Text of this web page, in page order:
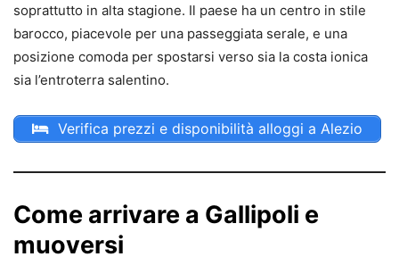
soprattutto in alta stagione. Il paese ha un centro in stile
barocco, piacevole per una passeggiata serale, e una
posizione comoda per spostarsi verso sia la costa ionica
sia l’entroterra salentino.
Verifica prezzi e disponibilità alloggi a Alezio
Come arrivare a Gallipoli e
muoversi